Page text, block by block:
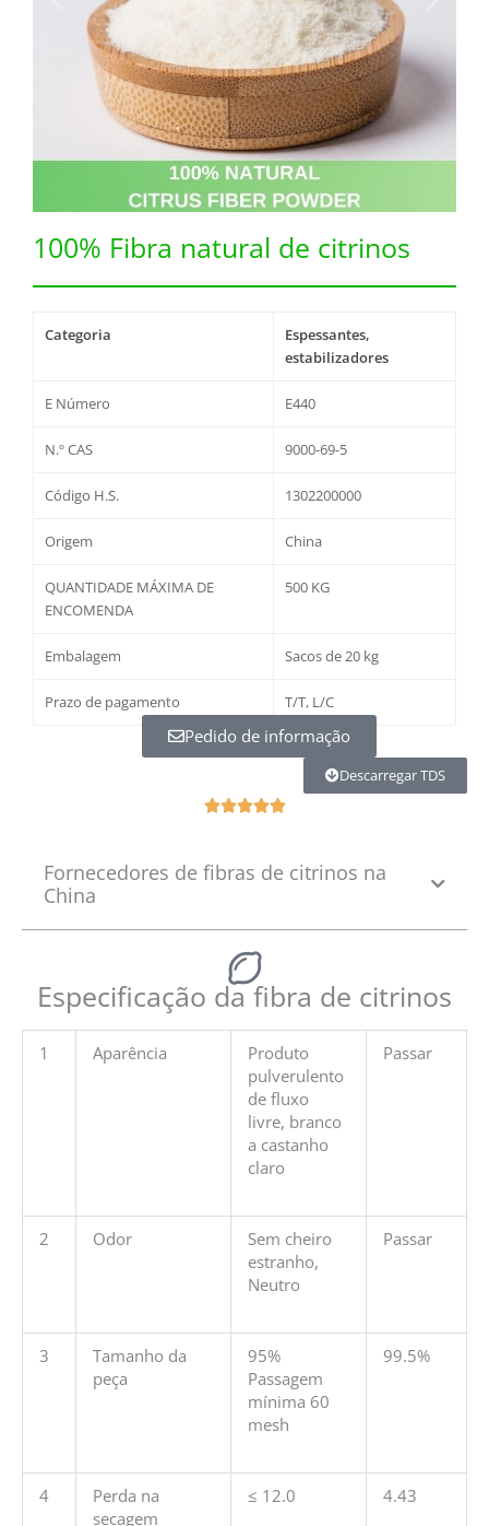
100% Fibra natural de citrinos
Categoria
Espessantes,
estabilizadores
E Número E440
N.º CAS 9000-69-5
Código H.S. 1302200000
Origem China
QUANTIDADE MÁXIMA DE
ENCOMENDA
500 KG
Embalagem Sacos de 20 kg
Prazo de pagamento T/T, L/C
Pedido de informação
Descarregar TDS
О
н
5
Fornecedores de fibras de citrinos na
China
Especificação da fibra de citrinos
1 Aparência
Produto
pulverulento
de fluxo
livre, branco
a castanho
claro
Passar
2 Odor
Sem cheiro
estranho,
Neutro
Passar
3
Tamanho da
peça
95%
Passagem
mínima 60
mesh
99.5%
4
Perda na
secagem
≤ 12.0 4.43